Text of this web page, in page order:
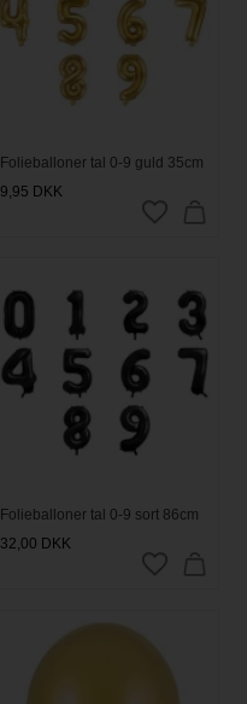
Folieballoner tal 0-9 guld 35cm
9,95 DKK
Folieballoner tal 0-9 sort 86cm
32,00 DKK